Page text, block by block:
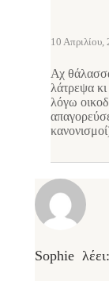
10 Απριλίου,
Αχ
λάτρεψα
λόγω
Sophie λέει: